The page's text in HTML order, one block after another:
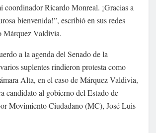
coordinador Ricardo Monreal. ¡Gracias a
bienvenida!”, escribió en sus redes
Márquez Valdivia.
a la agenda del Senado de la
suplentes rindieron protesta como
Alta, en el caso de Márquez Valdivia,
candidato al gobierno del Estado de
Movimiento Ciudadano (MC), José Luis